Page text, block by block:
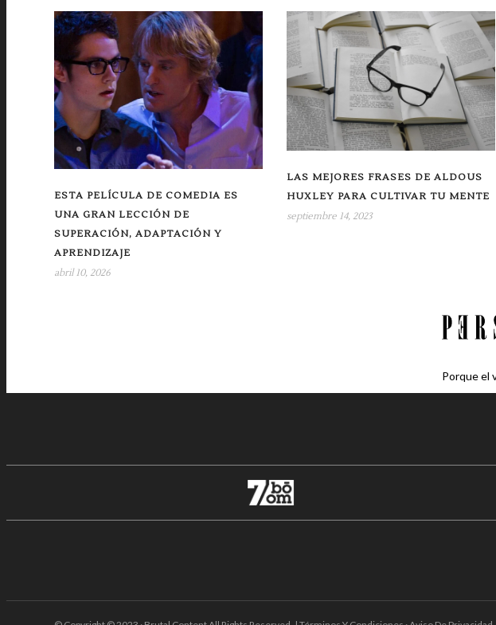
ESTA PELÍCULA DE COMEDIA ES
UNA GRAN LECCIÓN DE
SUPERACIÓN, ADAPTACIÓN Y
APRENDIZAJE
abril 10, 2026
LAS MEJORES FRASES DE ALDOUS
HUXLEY PARA CULTIVAR TU MENTE
septiembre 14, 2023
Porque el